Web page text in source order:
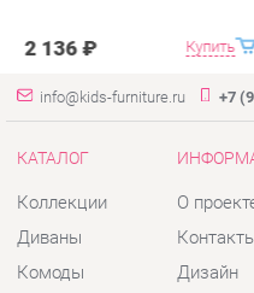
Диваны
Кресла
Пуфы
Столы
Стулья
Контакты
Доставка
Гарантия
Помощь